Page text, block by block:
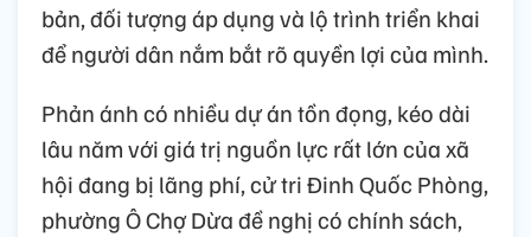
bản, đối tượng áp dụng và lộ trình triển khai
để người dân nắm bắt rõ quyền lợi của mình.
Phản ánh có nhiều dự án tồn đọng, kéo dài
lâu năm với giá trị nguồn lực rất lớn của xã
hội đang bị lãng phí, cử tri Đinh Quốc Phòng,
phường Ô Chợ Dừa đề nghị có chính sách,